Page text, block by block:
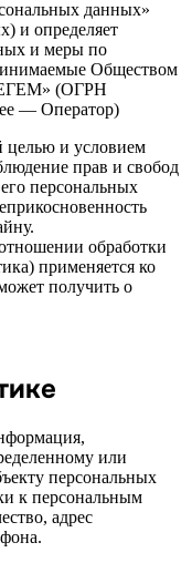
данных»
и определяет
и меры по
Обществом
(ОГРН
— Оператор)
целью и условием
прав и свобод
персональных
обработки
применяется ко
получить о
или
персональных
к персональным
адрес